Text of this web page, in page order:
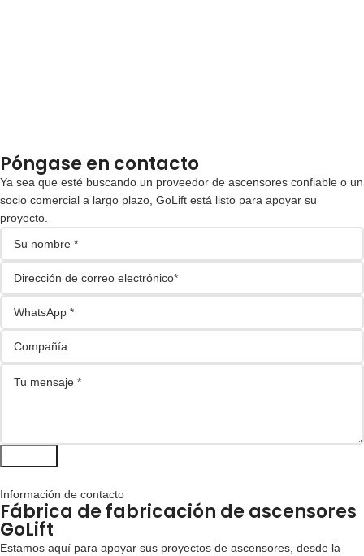
Póngase en contacto
Ya sea que esté buscando un proveedor de ascensores confiable o un
socio comercial a largo plazo, GoLift está listo para apoyar su
proyecto.
Información de contacto
Fábrica de fabricación de ascensores
GoLift
Estamos aquí para apoyar sus proyectos de ascensores, desde la